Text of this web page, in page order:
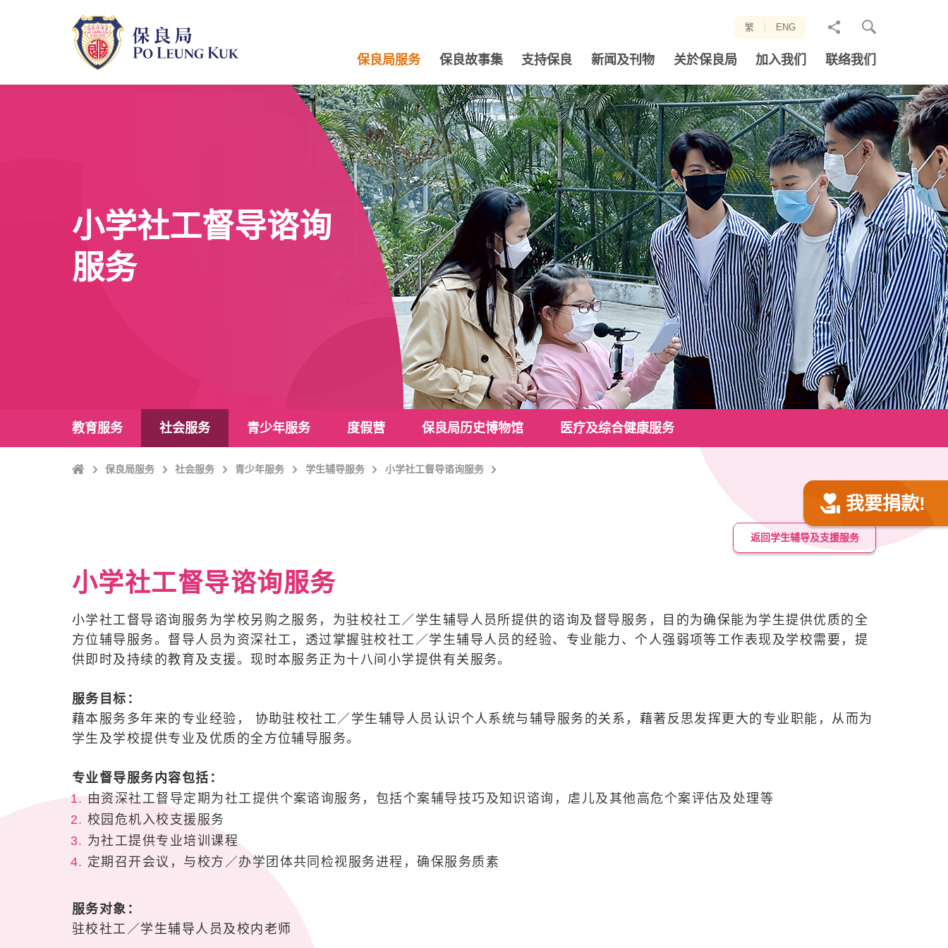
繁 ENG
分
至
保良局服务 保良故事集 支持保良 新闻及刊物 关於保良局 加入我们 联络我们
小学社工督导谘询
服务
教育服务 社会服务 青少年服务 度假营 保良局历史博物馆 医疗及综合健康服务
Home保良局服务 社会服务 青少年服务 学生辅导服务 小学社工督导谘询服务
我要捐款!
返回学生辅导及支援服务
小学社工督导谘询服务
小学社工督导谘询服务为学校另购之服务，为驻校社工／学生辅导人员所提供的谘询及督导服务，目的为确保能为学生提供优质的全
方位辅导服务。督导人员为资深社工，透过掌握驻校社工／学生辅导人员的经验、专业能力、个人强弱项等工作表现及学校需要，提
供即时及持续的教育及支援。现时本服务正为十八间小学提供有关服务。
服务目标：
藉本服务多年来的专业经验， 协助驻校社工／学生辅导人员认识个人系统与辅导服务的关系，藉著反思发挥更大的专业职能，从而为
学生及学校提供专业及优质的全方位辅导服务。
专业督导服务内容包括：
由资深社工督导定期为社工提供个案谘询服务，包括个案辅导技巧及知识谘询，虐儿及其他高危个案评估及处理等
校园危机入校支援服务
为社工提供专业培训课程
定期召开会议，与校方／办学团体共同检视服务进程，确保服务质素
服务对象：
驻校社工／学生辅导人员及校内老师